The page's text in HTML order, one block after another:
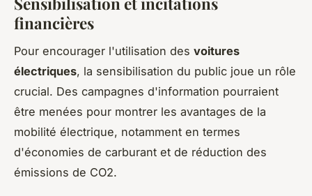
financières
Pour encourager l'utilisation des voitures
électriques, la sensibilisation du public joue un rôle
crucial. Des campagnes d'information pourraient
être menées pour montrer les avantages de la
mobilité électrique, notamment en termes
d'économies de carburant et de réduction des
émissions de CO2.